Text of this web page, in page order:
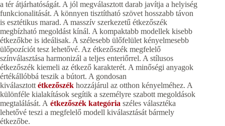
a tér átjárhatóságát. A jól megválasztott darab javítja a helyiség
funkcionalitását. A könnyen tisztítható szövet hosszabb távon
is esztétikus marad. A masszív szerkezetű étkezőszék
megbízható megoldást kínál. A kompaktabb modellek kisebb
étkezőkbe is ideálisak. A szélesebb ülőfelület kényelmesebb
ülőpozíciót tesz lehetővé. Az étkezőszék megfelelő
színválasztása harmonizál a teljes enteriőrrel. A stílusos
étkezőszék kiemeli az étkező karakterét. A minőségi anyagok
értékállóbbá teszik a bútort. A gondosan
kiválasztott étkezőszék hozzájárul az otthon kényelméhez. A
különféle kialakítások segítik a személyre szabott megoldások
megtalálását. A étkezőszék kategória széles választéka
lehetővé teszi a megfelelő modell kiválasztását bármely
étkezőbe.